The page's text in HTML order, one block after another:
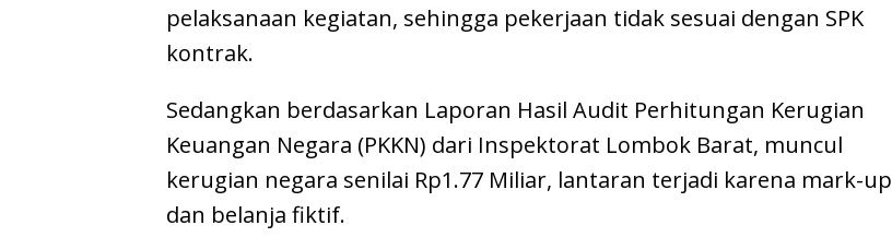
pelaksanaan kegiatan, sehingga pekerjaan tidak sesuai dengan SPK
kontrak.
Sedangkan berdasarkan Laporan Hasil Audit Perhitungan Kerugian
Keuangan Negara (PKKN) dari Inspektorat Lombok Barat, muncul
kerugian negara senilai Rp1.77 Miliar, lantaran terjadi karena mark-up
dan belanja fiktif.